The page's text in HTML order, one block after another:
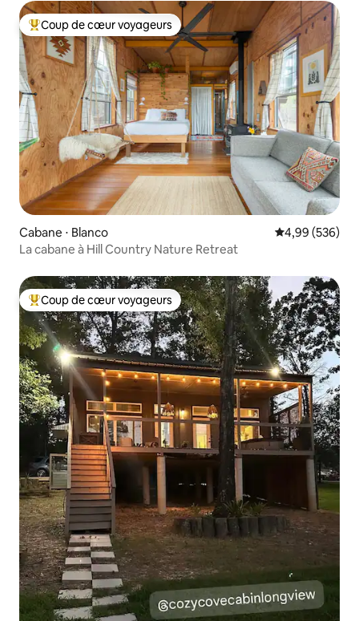
Coups de cœur voyageurs les plus appréciés
Coup de cœur voyageurs
Cabane ⋅ Blanco Évaluation
4,99 (536)
La cabane à Hill Country Nature Retreat
Coups de cœur voyageurs les plus appréciés
Coup de cœur voyageurs